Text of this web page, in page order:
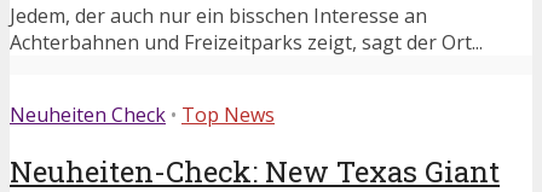
Jedem, der auch nur ein bisschen Interesse an
Achterbahnen und Freizeitparks zeigt, sagt der Ort...
Neuheiten Check • Top News
Neuheiten-Check: New Texas Giant